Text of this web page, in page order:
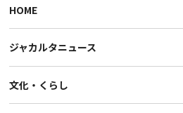
HOME
ジャカルタニュース
文化・くらし